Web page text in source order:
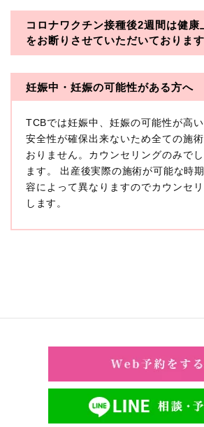
※TCBグループとは以下を総称してい
・一般社団法人メディカルアライアンス
・医療法人社団創彩会
本プライバシーポリシーにおいて「
存する個人に関する情報であって、
氏名、生年月日その他の記述等によ
できるもの又は個人識別符号（個人
令に準じます。）が含まれるものをい
収集した患者様に関する情報には、
の個人を識別できない情報もありま
み合わせることにより特定の個人を
に扱うものとします。
①TCBグループが患者様から取得する
・その他、特定の個人を識別すること
②TCBグループが各種サービスの利用
コロナワクチン接種後2週間は健康
をお断りさせていただいております
妊娠中・妊娠の可能性がある方へ
TCBでは妊娠中、妊娠の可能性が高
安全性が確保出来ないため全ての施
おりません。カウンセリングのみで
ます。 出産後実際の施術が可能な時
容によって異なりますのでカウンセ
します。